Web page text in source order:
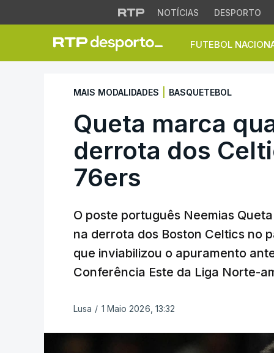
NOTÍCIAS DESPORTO
FUTEBOL
Queta marca
MAIS MODALIDADES BASQUETEBOL
Queta marca
derrota dos
76ers
O poste português Neemias
na derrota dos Boston Celtics no
que inviabilizou o apuramento
Conferência Este da Liga Norte-
Lusa / 1 Maio 2026, 13:32